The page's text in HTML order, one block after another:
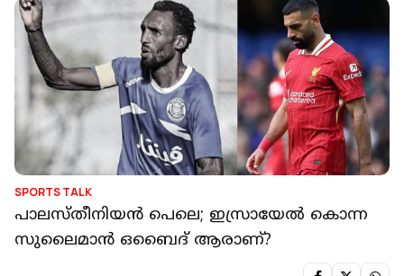
SPORTS TALK
പാലസ്തീനിയന്‍ പെലെ; ഇസ്രായേല്‍ കൊന്ന
സുലൈമാന്‍ ഒബൈദ് ആരാണ്?